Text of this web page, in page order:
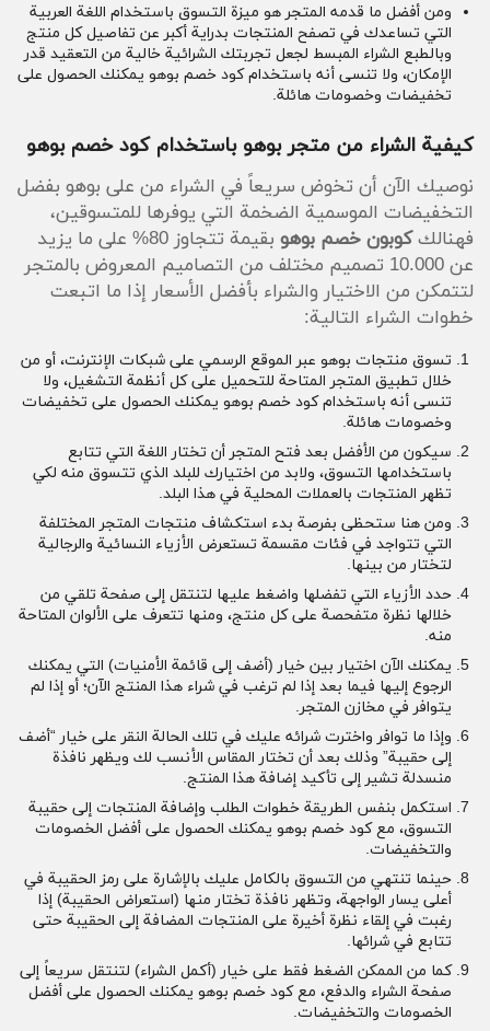
ومن أفضل ما قدمه المتجر هو ميزة التسوق باستخدام اللغة العربية
التي تساعدك في تصفح المنتجات بدراية أكبر عن تفاصيل كل منتج
وبالطبع الشراء المبسط لجعل تجربتك الشرائية خالية من التعقيد قدر
الإمكان، ولا تنسى أنه باستخدام كود خصم بوهو يمكنك الحصول على
تخفيضات وخصومات هائلة.
كيفية الشراء من متجر بوهو باستخدام كود خصم بوهو
نوصيك الآن أن تخوض سريعاً في الشراء من على بوهو بفضل
التخفيضات الموسمية الضخمة التي يوفرها للمتسوقين،
فهنالككوبون خصم بوهو
بقيمة تتجاوز 80% على ما يزيد
عن 10.000 تصميم مختلف من التصاميم المعروض بالمتجر
لتتمكن من الاختيار والشراء بأفضل الأسعار إذا ما اتبعت
خطوات الشراء التالية:
تسوق منتجات بوهو عبر الموقع الرسمي على شبكات الإنترنت، أو من
خلال تطبيق المتجر المتاحة للتحميل على كل أنظمة التشغيل، ولا
تنسى أنه باستخدام كود خصم بوهو يمكنك الحصول على تخفيضات
وخصومات هائلة.
سيكون من الأفضل بعد فتح المتجر أن تختار اللغة التي تتابع
باستخدامها التسوق، ولابد من اختيارك للبلد الذي تتسوق منه لكي
تظهر المنتجات بالعملات المحلية في هذا البلد.
ومن هنا ستحظى بفرصة بدء استكشاف منتجات المتجر المختلفة
التي تتواجد في فئات مقسمة تستعرض الأزياء النسائية والرجالية
لتختار من بينها.
حدد الأزياء التي تفضلها واضغط عليها لتنتقل إلى صفحة تلقي من
خلالها نظرة متفحصة على كل منتج، ومنها تتعرف على الألوان المتاحة
منه.
يمكنك الآن اختيار بين خيار (أضف إلى قائمة الأمنيات) التي يمكنك
الرجوع إليها فيما بعد إذا لم ترغب في شراء هذا المنتج الآن؛ أو إذا لم
يتوافر في مخازن المتجر.
وإذا ما توافر واخترت شرائه عليك في تلك الحالة النقر على خيار “أضف
إلى حقيبة” وذلك بعد أن تختار المقاس الأنسب لك ويظهر نافذة
منسدلة تشير إلى تأكيد إضافة هذا المنتج.
استكمل بنفس الطريقة خطوات الطلب وإضافة المنتجات إلى حقيبة
التسوق، مع كود خصم بوهو يمكنك الحصول على أفضل الخصومات
والتخفيضات.
حينما تنتهي من التسوق بالكامل عليك بالإشارة على رمز الحقيبة في
أعلى يسار الواجهة، وتظهر نافذة تختار منها (استعراض الحقيبة) إذا
رغبت في إلقاء نظرة أخيرة على المنتجات المضافة إلى الحقيبة حتى
تتابع في شرائها.
كما من الممكن الضغط فقط على خيار (أكمل الشراء) لتنتقل سريعاً إلى
صفحة الشراء والدفع، مع كود خصم بوهو يمكنك الحصول على أفضل
الخصومات والتخفيضات.